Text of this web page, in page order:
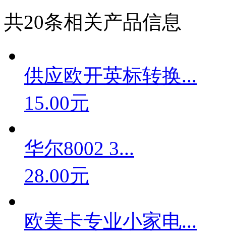
共20条相关产品信息
供应欧开英标转换...
15.00元
华尔8002 3...
28.00元
欧美卡专业小家电...